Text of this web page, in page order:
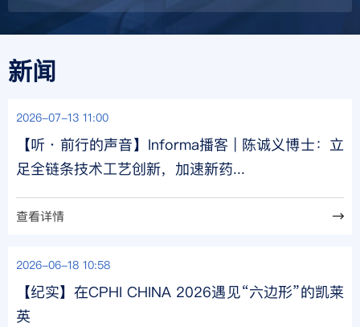
新闻
2026-07-13 11:00
【听・前行的声音】Informa播客 | 陈诚义博士：立
足全链条技术工艺创新，加速新药...
查看详情
2026-06-18 10:58
【纪实】在CPHI CHINA 2026遇见“六边形”的凯莱
英